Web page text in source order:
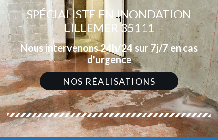
SPÉCIALISTE EN INONDATION
LILLEMER 35111
Nous intervenons 24h/24 sur 7j/7 en cas
d'urgence
NOS RÉALISATIONS